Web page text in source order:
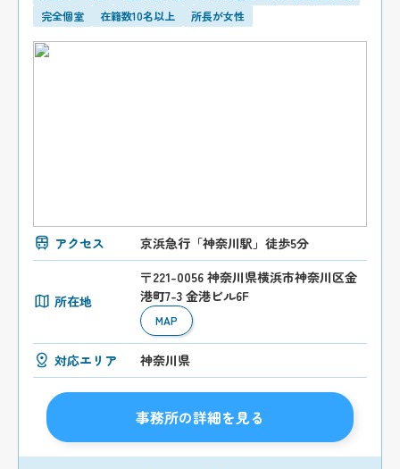
完全個室
在籍数10名以上 所長が女性
アクセス 京浜急行「神奈川駅」徒歩5分
所在地
〒221-0056 神奈川県横浜市神奈川区金
港町7-3 金港ビル6F
MAP
対応エリア 神奈川県
事務所の詳細を見る